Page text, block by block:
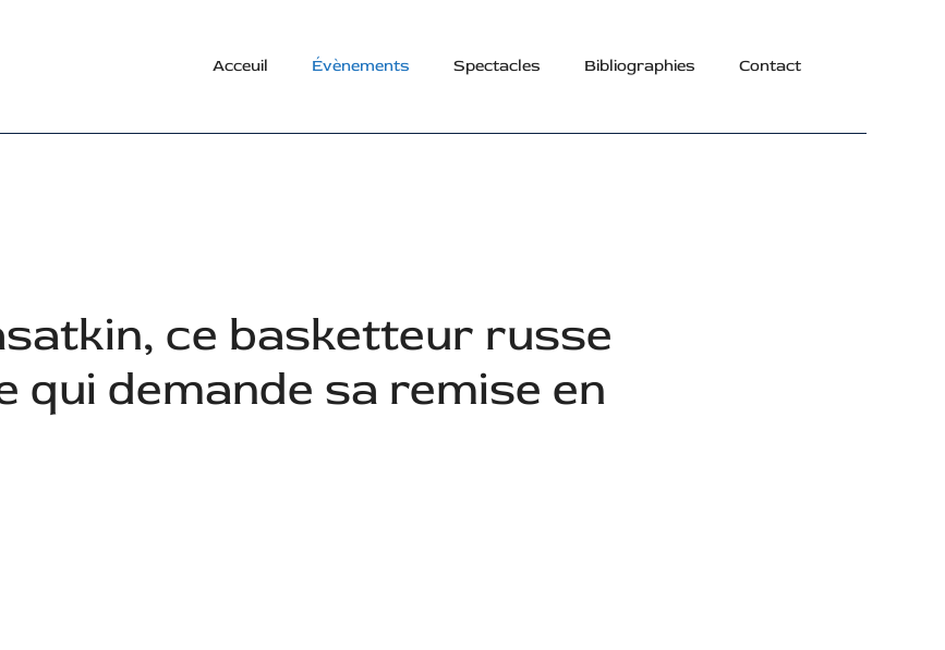
Acceuil Évènements Spectacles Bibliographies Contact
ce basketteur russe
qui demande sa remise en